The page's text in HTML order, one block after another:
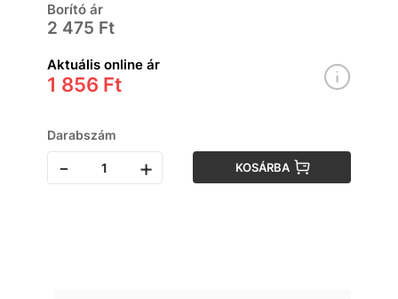
Borító ár
2 475 Ft
Aktuális online ár
1 856 Ft
Darabszám
- + KOSÁRBA